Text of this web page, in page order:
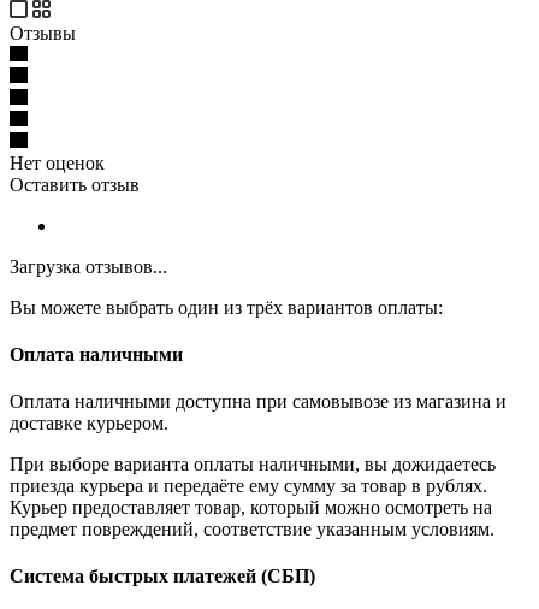
Отзывы
Нет оценок
Оставить отзыв
Загрузка отзывов...
Вы можете выбрать один из трёх вариантов оплаты:
Оплата наличными
Оплата наличными доступна при самовывозе из магазина и
доставке курьером.
При выборе варианта оплаты наличными, вы дожидаетесь
приезда курьера и передаёте ему сумму за товар в рублях.
Курьер предоставляет товар, который можно осмотреть на
предмет повреждений, соответствие указанным условиям.
Система быстрых платежей (СБП)